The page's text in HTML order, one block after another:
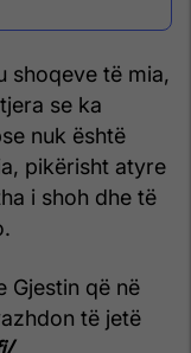
shoqeve të mia,
se ka
nuk është
pikërisht atyre
i shoh dhe të
Gjestin që në
të jetë